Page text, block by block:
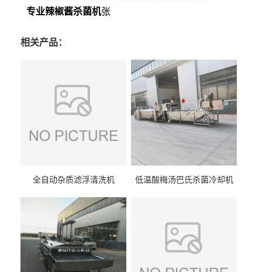
专业辣椒酱杀菌机张
相关产品：
全自动杂质滤浮清洗机 低温酸梅汤巴氏杀菌冷却机